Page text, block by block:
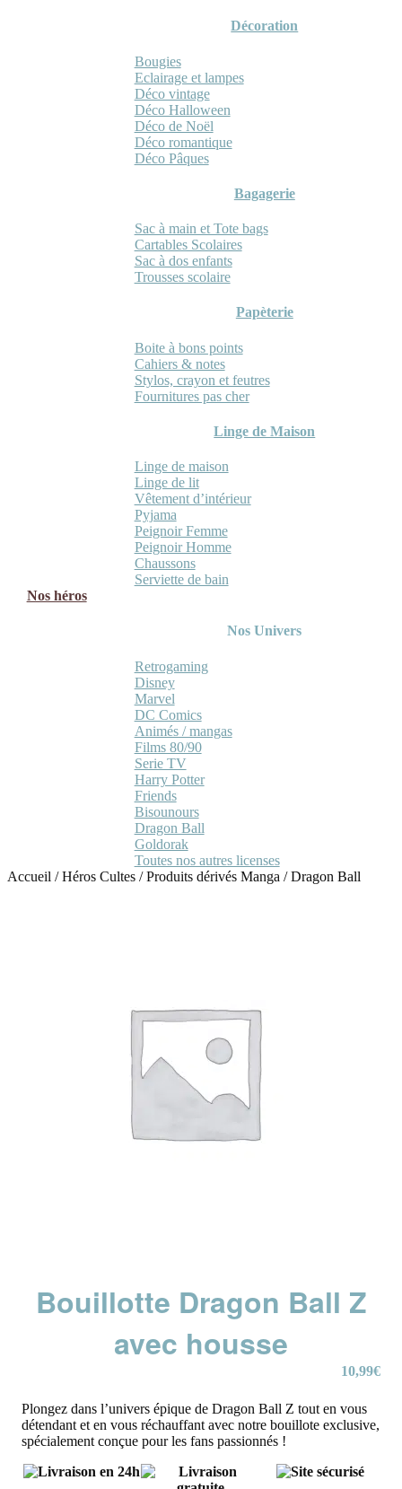
Décoration
Bougies
Eclairage et lampes
Déco vintage
Déco Halloween
Déco de Noël
Déco romantique
Déco Pâques
Bagagerie
Sac à main et Tote bags
Cartables Scolaires
Sac à dos enfants
Trousses scolaire
Papèterie
Boite à bons points
Cahiers & notes
Stylos, crayon et feutres
Fournitures pas cher
Linge de Maison
Linge de maison
Linge de lit
Vêtement d’intérieur
Pyjama
Peignoir Femme
Peignoir Homme
Chaussons
Serviette de bain
Nos héros
Nos Univers
Retrogaming
Disney
Marvel
DC Comics
Animés / mangas
Films 80/90
Serie TV
Harry Potter
Friends
Bisounours
Dragon Ball
Goldorak
Toutes nos autres licenses
Accueil /Héros Cultes /Produits dérivés Manga /Dragon Ball
Bouillotte Dragon Ball Z
avec housse
10,99€
Plongez dans l’univers épique de Dragon Ball Z tout en vous
détendant et en vous réchauffant avec notre bouillote exclusive,
spécialement conçue pour les fans passionnés !